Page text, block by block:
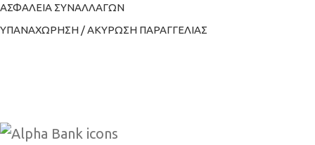
ΑΣΦΑΛΕΙΑ ΣΥΝΑΛΛΑΓΩΝ
ΥΠΑΝΑΧΩΡΗΣΗ / ΑΚΥΡΩΣΗ ΠΑΡΑΓΓΕΛΙΑΣ